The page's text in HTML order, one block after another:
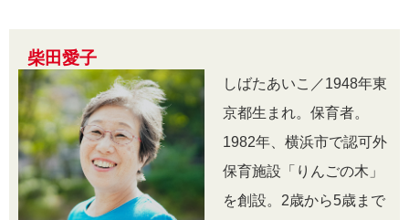
柴田愛子
しばたあいこ／1948年東
京都生まれ。保育者。
1982年、横浜市で認可外
保育施設「りんごの木」
を創設。2歳から5歳まで